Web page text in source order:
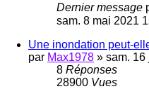
Dernier message
sam. 8 mai 2021
Une inondation peut-
par Max1978 » sam. 16
8 Réponses
28900 Vues